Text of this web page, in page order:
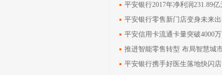
平安银行2017年净利润231.89
平安银行零售新门店变身未来
平安信用卡流通卡量突破4000
平安银行携手好医生落地快闪